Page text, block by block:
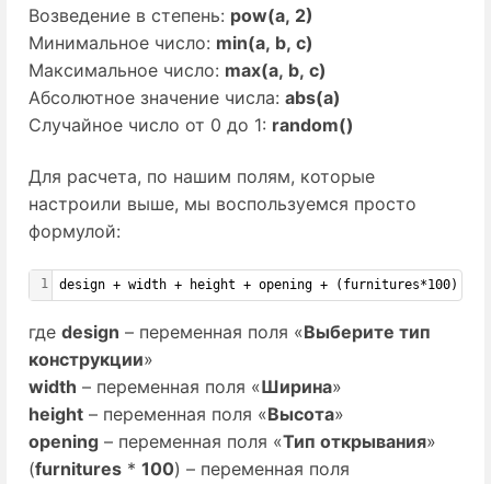
Возведение в степень: pow(a, 2)
Минимальное число: min(a, b, c)
Максимальное число: max(a, b, c)
Абсолютное значение числа: abs(a)
Случайное число от 0 до 1: random()
Для расчета, по нашим полям, которые
настроили выше, мы воспользуемся просто
формулой:
1 design + width + height + opening + (furnitures*100) +
где design – переменная поля «Выберите тип
конструкции»
width – переменная поля «Ширина»
height – переменная поля «Высота»
opening – переменная поля «Тип открывания»
(furnitures * 100) – переменная поля